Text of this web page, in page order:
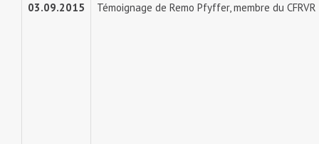
03.09.2015 Témoignage de Remo Pfyffer, membre du